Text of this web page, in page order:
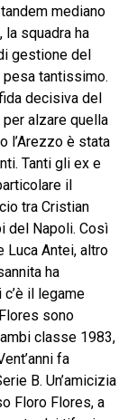
mediano
la squadra ha
gestione del
pesa tantissimo.
decisiva del
per alzare quella
l’Arezzo è stata
Tanti gli ex e
il
tra Cristian
del Napoli. Così
Luca Antei, altro
ha
il legame
sono
classe 1983,
fa
B. Un’amicizia
Floro Flores, a